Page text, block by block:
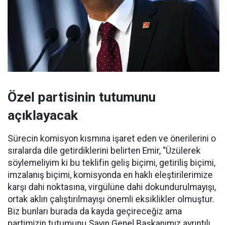
Özel partisinin tutumunu
açıklayacak
Sürecin komisyon kısmına işaret eden ve önerilerini o
sıralarda dile getirdiklerini belirten Emir, “Üzülerek
söylemeliyim ki bu teklifin geliş biçimi, getiriliş biçimi,
imzalanış biçimi, komisyonda en haklı eleştirilerimize
karşı dahi noktasına, virgülüne dahi dokundurulmayışı,
ortak aklın çalıştırılmayışı önemli eksiklikler olmuştur.
Biz bunları burada da kayda geçireceğiz ama